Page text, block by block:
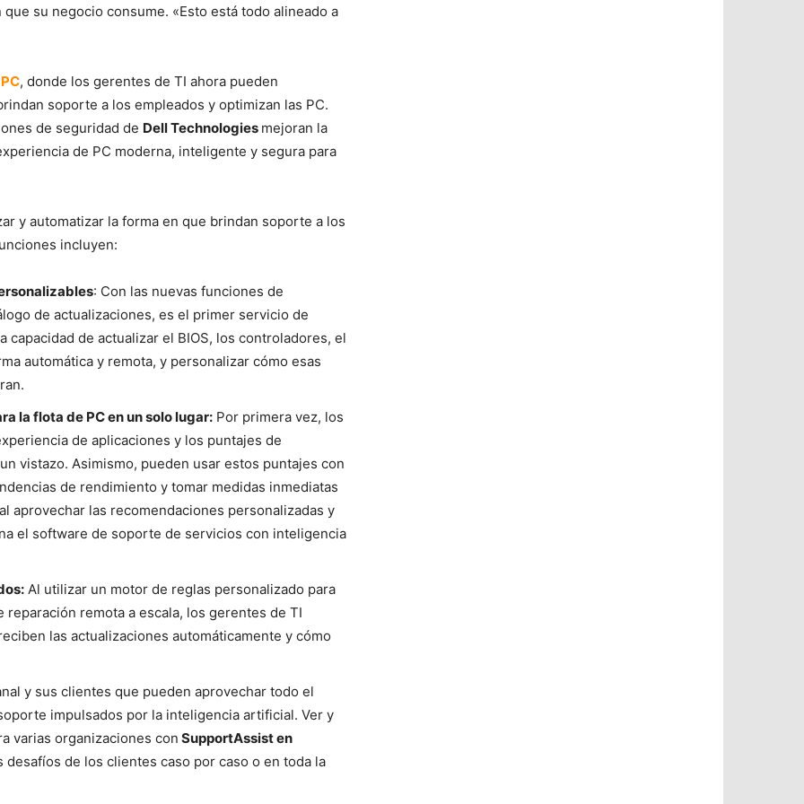
su negocio consume. «Esto está todo alineado a
, donde los gerentes de TI ahora pueden
soporte a los empleados y optimizan las PC.
de seguridad de Dell Technologies mejoran la
de PC moderna, inteligente y segura para
y automatizar la forma en que brindan soporte a los
incluyen:
: Con las nuevas funciones de
de actualizaciones, es el primer servicio de
de actualizar el BIOS, los controladores, el
automática y remota, y personalizar cómo esas
la flota de PC en un solo lugar: Por primera vez, los
de aplicaciones y los puntajes de
vistazo. Asimismo, pueden usar estos puntajes con
de rendimiento y tomar medidas inmediatas
aprovechar las recomendaciones personalizadas y
el software de soporte de servicios con inteligencia
Al utilizar un motor de reglas personalizado para
remota a escala, los gerentes de TI
las actualizaciones automáticamente y cómo
y sus clientes que pueden aprovechar todo el
impulsados por la inteligencia artificial. Ver y
varias organizaciones con SupportAssist en
de los clientes caso por caso o en toda la